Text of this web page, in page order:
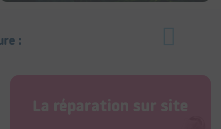
:
La réparation sur site